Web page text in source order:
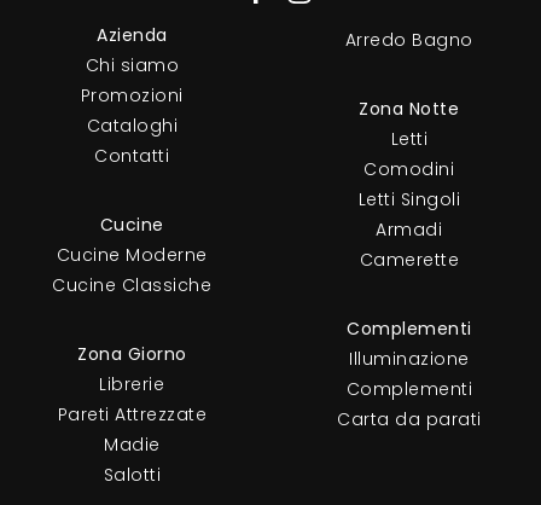
Azienda
Chi siamo
Promozioni
Cataloghi
Contatti
Cucine
Cucine Moderne
Cucine Classiche
Zona Giorno
Librerie
Pareti Attrezzate
Madie
Salotti
Arredo Bagno
Zona Notte
Letti
Comodini
Letti Singoli
Armadi
Camerette
Complementi
Illuminazione
Complementi
Carta da parati